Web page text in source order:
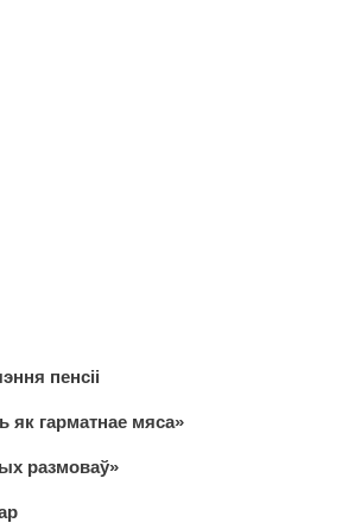
пенсіі
гарматнае мяса»
размоваў»